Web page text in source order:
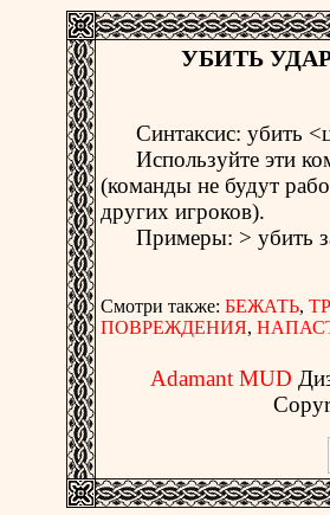
УБИТЬ
Синтаксис: убить
Используйте эти
(команды не будут
других игроков).
Пpимеpы: > убить
Смотри также: БЕЖАТЬ,
ПОВРЕЖДЕНИЯ,
Adamant MUD